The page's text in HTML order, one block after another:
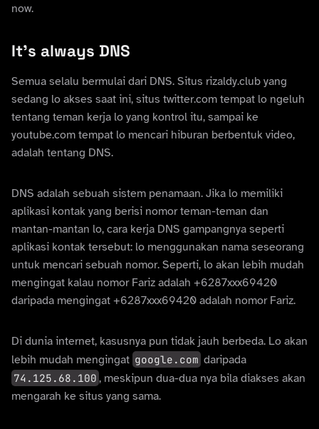
now.
It’s always DNS
Semua selalu bermulai dari DNS. Situs rizaldy.club yang
sedang lo akses saat ini, situs twitter.com tempat lo ngeluh
tentang teman kerja lo yang kontrol itu, sampai ke
youtube.com tempat lo mencari hiburan berbentuk video,
adalah tentang DNS.
DNS adalah sebuah sistem penamaan. Jika lo memiliki
aplikasi kontak yang berisi nomor teman-teman dan
mantan-mantan lo, cara kerja DNS gampangnya seperti
aplikasi kontak tersebut: lo menggunakan nama seseorang
untuk mencari sebuah nomor. Seperti, lo akan lebih mudah
mengingat kalau nomor Fariz adalah +6287xxx69420
daripada mengingat +6287xxx69420 adalah nomor Fariz.
Di dunia internet, kasusnya pun tidak jauh berbeda. Lo akan
lebih mudah mengingat google.com daripada
74.125.68.100 , meskipun dua-dua nya bila diakses akan
mengarah ke situs yang sama.